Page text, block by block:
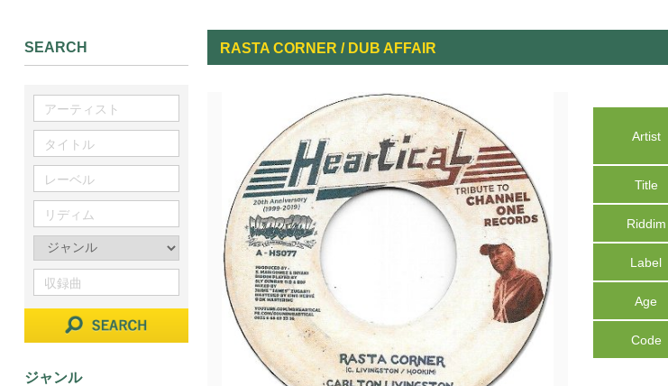
RASTA CORNER / DUB AFFAIR
Artist
Title
Riddim
Label
Age
Code
SEARCH
ジャンル